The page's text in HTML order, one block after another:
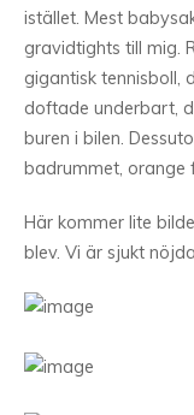
istället. Mest
gravidtights till mig.
gigantisk tennisboll,
doftade underbart,
buren i bilen.
badrummet, orange
Här kommer lite
blev. Vi är sjukt